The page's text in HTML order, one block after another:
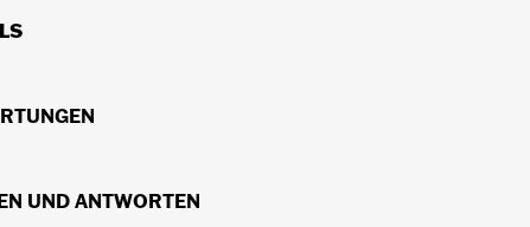
auf Motorrad:
2.15 x 21
UND ANTWORTEN